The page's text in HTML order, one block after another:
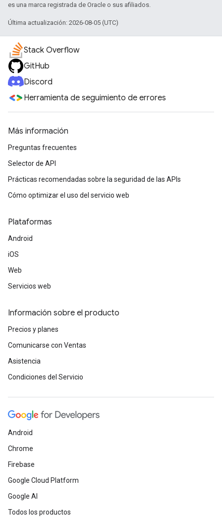
es una marca registrada de Oracle o sus afiliados.
Última actualización: 2026-08-05 (UTC)
Stack Overflow
GitHub
Discord
Herramienta de seguimiento de errores
Más información
Preguntas frecuentes
Selector de API
Prácticas recomendadas sobre la seguridad de las APIs
Cómo optimizar el uso del servicio web
Plataformas
Android
iOS
Web
Servicios web
Información sobre el producto
Precios y planes
Comunicarse con Ventas
Asistencia
Condiciones del Servicio
Android
Chrome
Firebase
Google Cloud Platform
Google AI
Todos los productos